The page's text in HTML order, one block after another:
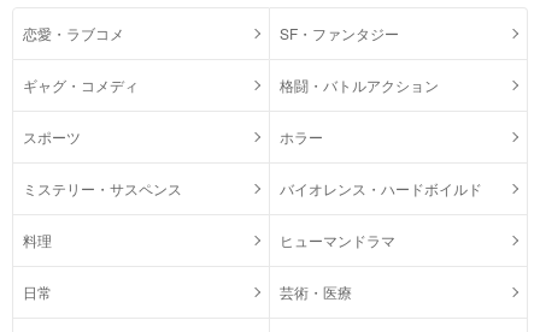
恋愛・ラブコメ SF・ファンタジー
ギャグ・コメディ 格闘・バトルアクション
スポーツ ホラー
ミステリー・サスペンス バイオレンス・ハードボイルド
料理 ヒューマンドラマ
日常 芸術・医療